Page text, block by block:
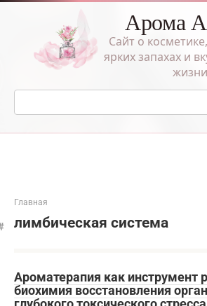
Перейти
Арома
Сайт о
ярких запахах и
жизни
Поиск:
Главная
лимбическая система
Ароматерапия как инструмент
биохимия восстановления